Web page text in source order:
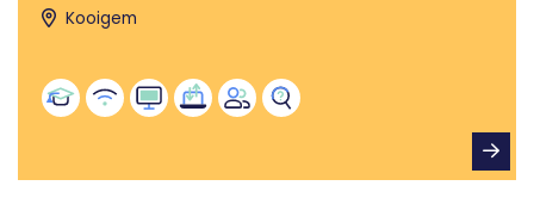
Kooigem